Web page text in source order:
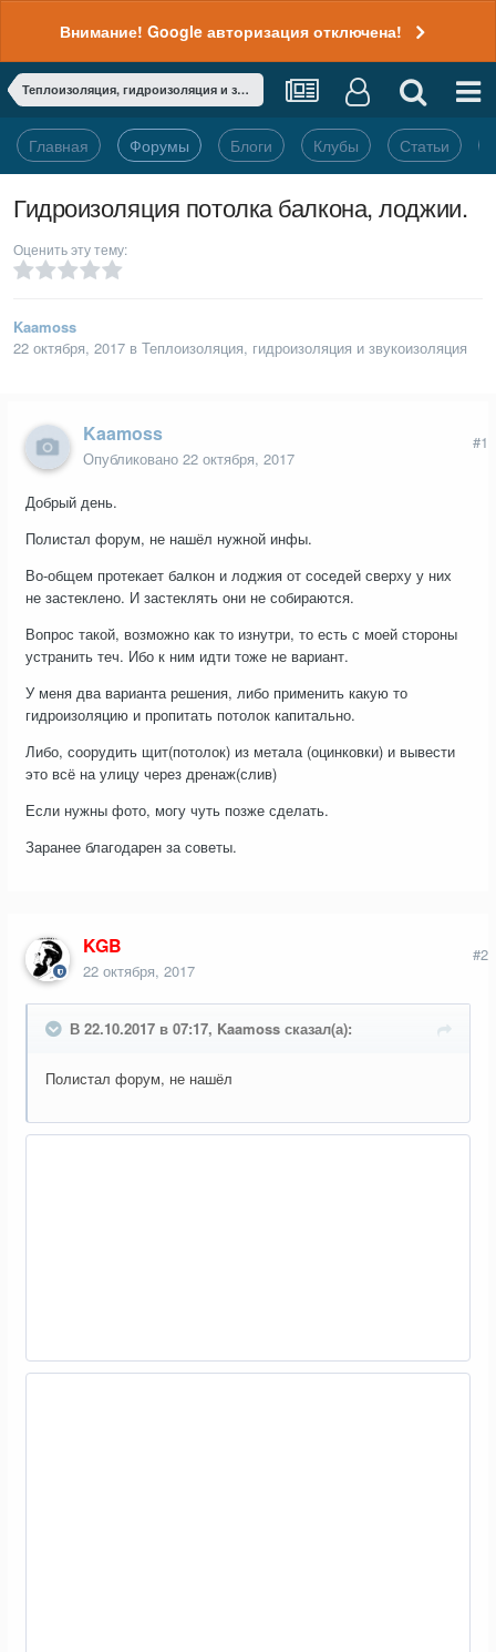
Внимание! Google авторизация отключена!
Теплоизоляция, гидроизоляция и звукоизоляция
Главная Форумы Блоги Клубы Статьи
Гидроизоляция потолка балкона, лоджии.
Оценить эту тему:
Kaamoss
22 октября, 2017 в Теплоизоляция, гидроизоляция и звукоизоляция
Kaamoss
Опубликовано 22 октября, 2017
#1
Добрый день.
Полистал форум, не нашёл нужной инфы.
Во-общем протекает балкон и лоджия от соседей сверху у них
не застеклено. И застеклять они не собираются.
Вопрос такой, возможно как то изнутри, то есть с моей стороны
устранить теч. Ибо к ним идти тоже не вариант.
У меня два варианта решения, либо применить какую то
гидроизоляцию и пропитать потолок капитально.
Либо, соорудить щит(потолок) из метала (оцинковки) и вывести
это всё на улицу через дренаж(слив)
Если нужны фото, могу чуть позже сделать.
Заранее благодарен за советы.
KGB
22 октября, 2017
#2
В 22.10.2017 в 07:17, Kaamoss сказал(а):
Полистал форум, не нашёл